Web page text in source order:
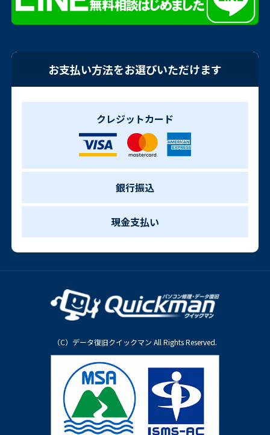
お支払い方法をお選びいただけます
クレジットカード
銀行振込
現金支払い
（C）データ復旧クイックマン All Rights Reserved.